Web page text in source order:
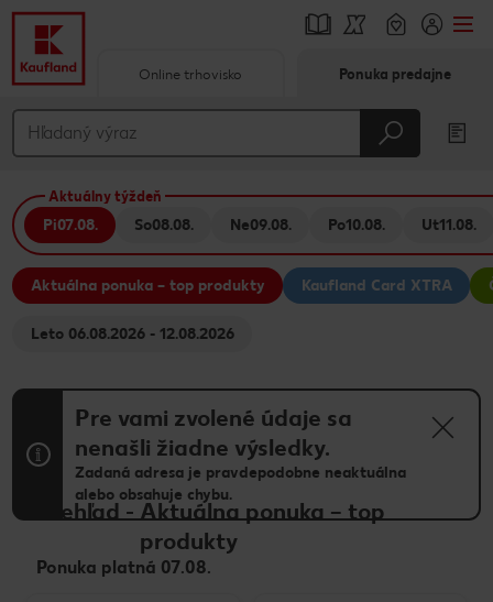
Hlavný obsah
Päta
Vyskakovací bočný panel
Online trhovisko Ponuka predajne
Aktuálny týždeň
Pi07.08. So08.08. Ne09.08. Po10.08. Ut11.08.
Aktuálna ponuka – top produkty Kaufland Card XTRA
Leto 06.08.2026 - 12.08.2026
Pre vami zvolené údaje sa
nenašli žiadne výsledky.
Zadaná adresa je pravdepodobne neaktuálna
alebo obsahuje chybu.
Prehľad-Aktuálna ponuka – top
produkty
Ponuka platná 07.08.